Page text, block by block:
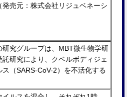
売元：株式会社リジュベネーシ
究グループは、MBT微生物学研
研究により、クベルボディジェ
（SARS-CoV-2）を不活化する